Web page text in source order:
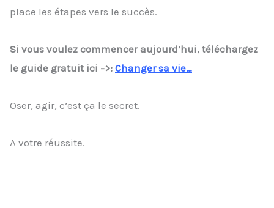
place les étapes vers le succès.
Si vous voulez commencer aujourd’hui, téléchargez
le guide gratuit ici ->: Changer sa vie…
Oser, agir, c’est ça le secret.
A votre réussite.